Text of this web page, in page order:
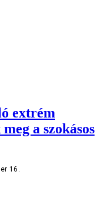
extrém
a szokásos
16.